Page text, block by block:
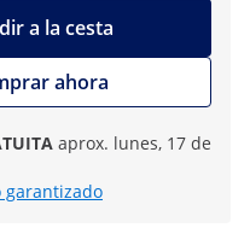
a la cesta
ahora
aprox. lunes, 17 de
garantizado